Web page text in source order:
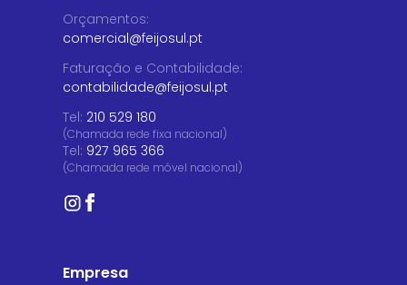
Orçamentos:
comercial@feijosul.pt
Faturação e Contabilidade:
contabilidade@feijosul.pt
Tel: 210 529 180
(Chamada rede fixa nacional)
Tel: 927 965 366
(Chamada rede móvel nacional)
Empresa